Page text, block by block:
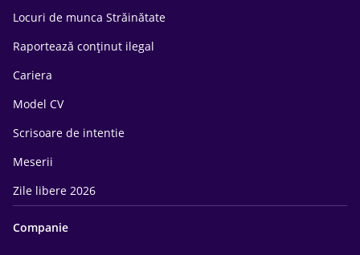
Locuri de munca Străinătate
Raportează conținut ilegal
Cariera
Model CV
Scrisoare de intentie
Meserii
Zile libere 2026
Companie